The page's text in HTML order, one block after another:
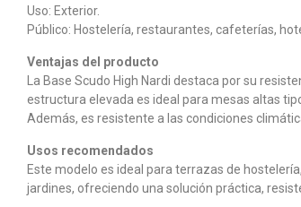
Uso: Exterior.
Público: Hostelería, restaurantes, cafeterías,
Ventajas del producto
La Base Scudo High Nardi destaca por su
estructura elevada es ideal para mesas altas
Además, es resistente a las condiciones
Usos recomendados
Este modelo es ideal para terrazas de
jardines, ofreciendo una solución práctica,